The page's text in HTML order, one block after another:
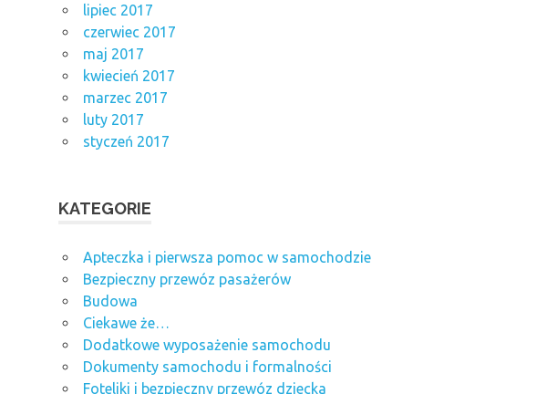
lipiec 2017
czerwiec 2017
maj 2017
kwiecień 2017
marzec 2017
luty 2017
styczeń 2017
KATEGORIE
Apteczka i pierwsza pomoc w samochodzie
Bezpieczny przewóz pasażerów
Budowa
Ciekawe że…
Dodatkowe wyposażenie samochodu
Dokumenty samochodu i formalności
Foteliki i bezpieczny przewóz dziecka